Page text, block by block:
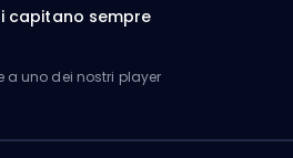
capitano sempre
uno dei nostri player